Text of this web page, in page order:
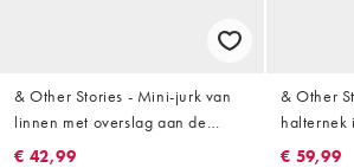
& Other Stories - Mini-jurk van
linnen met overslag aan de
voorkant en pofmouwen in zwart
€ 42,99
& Other
halternek
€ 59,99